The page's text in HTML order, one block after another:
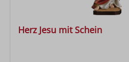
Herz Jesu mit Schein